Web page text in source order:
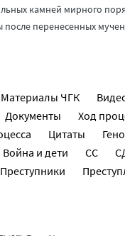
камней мирного
после перенесенных
Материалы ЧГК
Документы
Ход
Цитаты
Война и дети СС
Преступники